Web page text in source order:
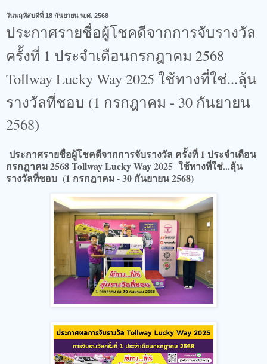
วันพฤหัสบดีที่ 18 กันยายน พ.ศ. 2568
ประกาศรายชื่อผู้โชคดีจากการจับรางวัล
ครั้งที่ 1 ประจำเดือนกรกฎาคม 2568
Tollway Lucky Way 2025 ใช้ทางที่ใช่...ลุ้น
รางวัลที่ชอบ (1 กรกฎาคม - 30 กันยายน
2568)
ประกาศรายชื่อผู้โชคดีจากการจับรางวัล ครั้งที่ 1 ประจำเดือน
กรกฎาคม 2568 Tollway Lucky Way 2025 ใช้ทางที่ใช่...ลุ้น
รางวัลที่ชอบ (1 กรกฎาคม - 30 กันยายน 2568)